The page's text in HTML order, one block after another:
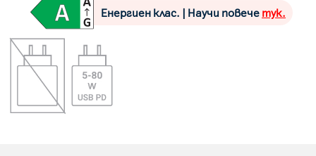
Енергиен клас. | Научи повече тук.